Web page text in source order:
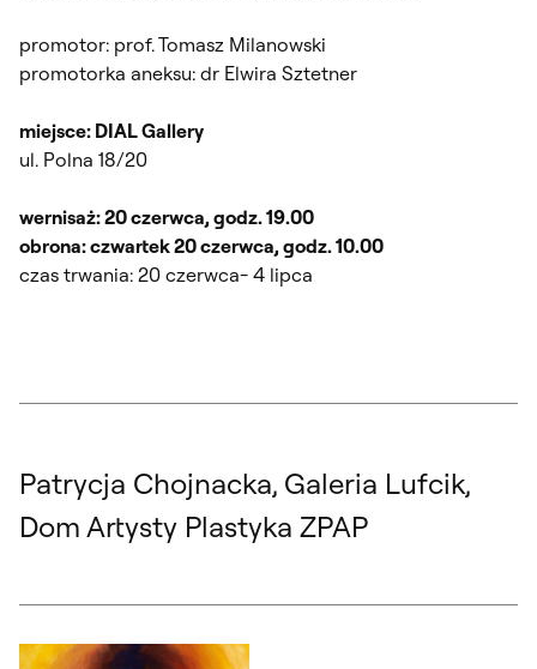
promotor: prof. Tomasz Milanowski
promotorka aneksu: dr Elwira Sztetner
miejsce: DIAL Gallery
ul. Polna 18/20
wernisaż: 20 czerwca, godz. 19.00
obrona: czwartek 20 czerwca, godz. 10.00
czas trwania: 20 czerwca- 4 lipca
Patrycja Chojnacka, Galeria Lufcik,
Dom Artysty Plastyka ZPAP